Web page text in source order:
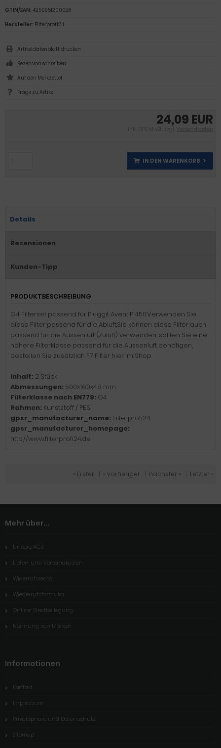
24,09 EUR
inkl. 19 % MwSt. zzgl. Versandkosten
IN DEN WARENKORB
GTIN/EAN: 4250951200028
Hersteller: Filterprofi24
Artikeldatenblatt drucken
Rezension schreiben
Frage zu Artikel
Details
Rezensionen
Kunden-Tipp
PRODUKTBESCHREIBUNG
G4 Filterset passend für Pluggit Avent P 450.Verwenden Sie
diese Filter passend für die Abluft.Sie können diese Filter auch
passend für die Aussenluft (Zuluft) verwenden, sollten Sie eine
höhere Filterklasse passend für die Aussenluft benötigen,
bestellen Sie zusätzlich F7 Filter hier im Shop.
Inhalt: 2 Stück
Abmessungen: 500x160x48 mm
Filterklasse nach EN779: G4
Rahmen: Kunststoff / PES
gpsr_manufacturer_name: Filterprofi24
gpsr_manufacturer_homepage:
http://www.filterprofi24.de
« Erster « vorheriger nächster » Letzter »
Mehr über...
Unsere AGB
Liefer- und Versandkosten
Widerrufsrecht
Wiederrufsformular
Online-Streitbeilegung
Nennung von Marken
Informationen
Kontakt
Impressum
Privatsphäre und Datenschutz
Sitemap